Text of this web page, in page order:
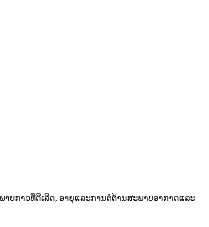
າບກາວທີ່ດີເລີດ, ອາຍຸແລະການຕໍ່ຕ້ານສະພາບອາກາດແລະ